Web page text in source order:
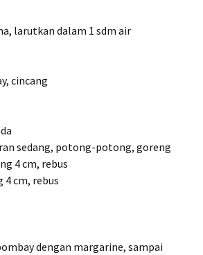
larutkan dalam 1 sdm air
cincang
sedang, potong-potong, goreng
4 cm, rebus
4 cm, rebus
dengan margarine, sampai